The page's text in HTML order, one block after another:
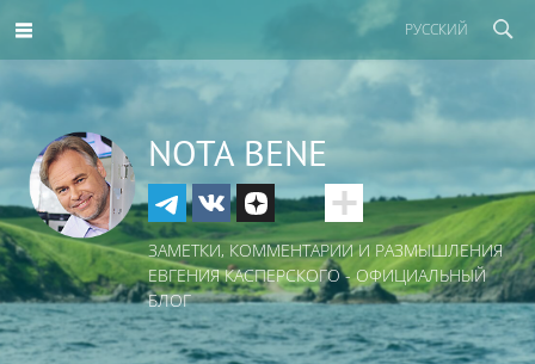
РУССКИЙ
NOTA BENE
ЗАМЕТКИ, КОММЕНТАРИИ И РАЗМЫШЛЕНИЯ
ЕВГЕНИЯ КАСПЕРСКОГО - ОФИЦИАЛЬНЫЙ
БЛОГ